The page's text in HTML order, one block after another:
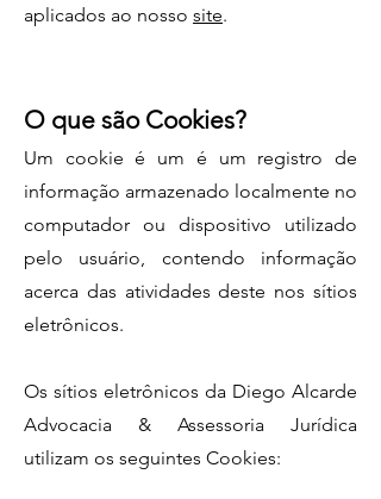
aplicados ao nosso site.
O que são Cookies?
Um cookie é um é um registro de
informação armazenado localmente no
computador ou dispositivo utilizado
pelo usuário, contendo informação
acerca das atividades deste nos sítios
eletrônicos.
Os sítios eletrônicos da Diego Alcarde
Advocacia & Assessoria Jurídica
utilizam os seguintes Cookies: